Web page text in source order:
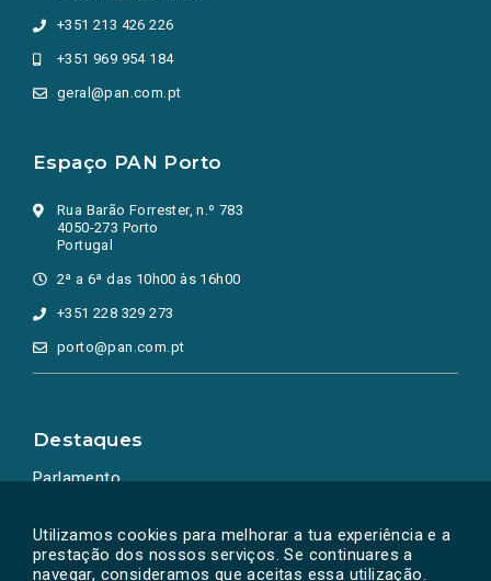
Utilizamos cookies para melhorar a tua experiência e a
prestação dos nossos serviços. Se continuares a
navegar, consideramos que aceitas essa utilização.
+351 213 426 226
+351 969 954 184
geral@pan.com.pt
Espaço PAN Porto
Rua Barão Forrester, n.º 783
4050-273 Porto
Portugal
2ª a 6ª das 10h00 às 16h00
+351 228 329 273
porto@pan.com.pt
Destaques
Parlamento